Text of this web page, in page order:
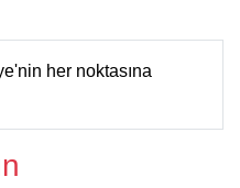
her noktasına